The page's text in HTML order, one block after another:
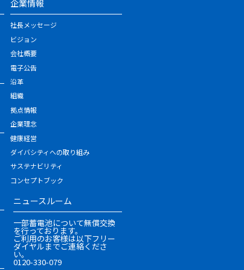
企業情報
社長メッセージ
ビジョン
会社概要
電子公告
沿革
組織
拠点情報
企業理念
健康経営
ダイバシティへの取り組み
サステナビリティ
コンセプトブック
ニュースルーム
一部蓄電池について無償交換
を行っております。
ご利用のお客様は以下フリー
ダイヤルまでご連絡くださ
い。
0120-330-079